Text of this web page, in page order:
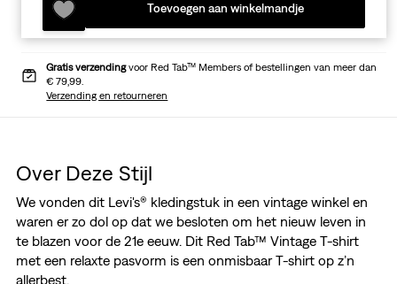
Toevoegen aan winkelmandje
Gratis verzendingvoor Red Tab™ Members of bestellingen van meer dan
€ 79,99.
Verzending en retourneren
Over Deze Stijl
We vonden dit Levi's® kledingstuk in een vintage winkel en
waren er zo dol op dat we besloten om het nieuw leven in
te blazen voor de 21e eeuw. Dit Red Tab™ Vintage T-shirt
met een relaxte pasvorm is een onmisbaar T-shirt op z’n
allerbest.